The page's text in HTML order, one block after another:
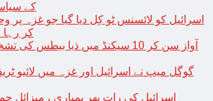
کے
اسرائیل کو لائسنس ٹو کِل دیا گیا جو غزہ پر
کر رہا
آواز سن کر 10 سیکنڈ میں ذیا بیطس
گوگل میپ نے اسرائیل اور غزہ میں لائیو